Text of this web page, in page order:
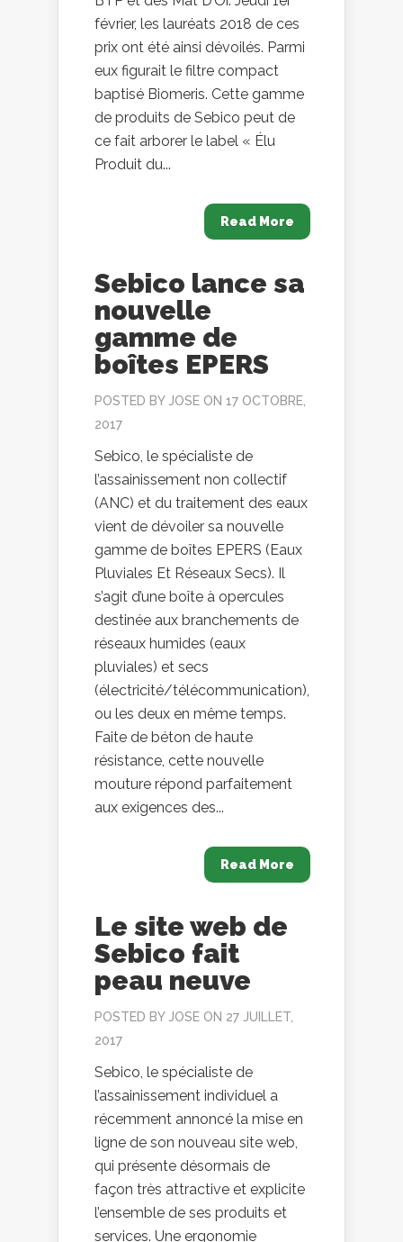
février, les lauréats 2018 de ces
prix ont été ainsi dévoilés. Parmi
eux figurait le filtre compact
baptisé Biomeris. Cette gamme
de produits de Sebico peut de
ce fait arborer le label « Élu
Produit du...
Read More
Sebico lance sa
nouvelle
gamme de
boîtes EPERS
POSTED BYJOSE ON 17 OCTOBRE,
2017
Sebico, le spécialiste de
l’assainissement non collectif
(ANC) et du traitement des eaux
vient de dévoiler sa nouvelle
gamme de boîtes EPERS (Eaux
Pluviales Et Réseaux Secs). Il
s’agit d’une boîte à opercules
destinée aux branchements de
réseaux humides (eaux
pluviales) et secs
(électricité/télécommunication),
ou les deux en même temps.
Faite de béton de haute
résistance, cette nouvelle
mouture répond parfaitement
aux exigences des...
Read More
Le site web de
Sebico fait
peau neuve
POSTED BYJOSE ON 27 JUILLET,
2017
Sebico, le spécialiste de
l’assainissement individuel a
récemment annoncé la mise en
ligne de son nouveau site web,
qui présente désormais de
façon très attractive et explicite
l’ensemble de ses produits et
services. Une ergonomie